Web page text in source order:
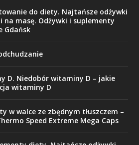
do diety. Najtańsze odżywki
na masę. Odżywki i suplementy
Gdańsk
D. Niedobór witaminy D – jakie
witaminy D
w walce ze zbędnym tłuszczem –
Speed Extreme Mega Caps